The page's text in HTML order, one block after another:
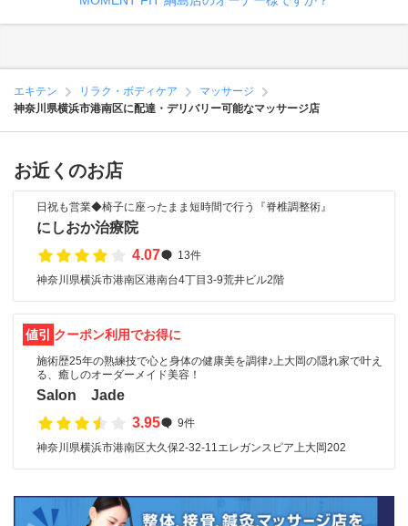
エキテン リラク・ボディケア
マッサージ
神奈川県横浜市港南区に配達・デリバリー可能なマッサージ店
お近くのお店
日祝も営業◆椅子に座ったまま短時間で行う『脊椎調整術』
にしおか治療院
4.07
13件
神奈川県横浜市港南区港南台4丁目3-9荒井ビル2階
値引 クーポン利用でお得に
施術歴25年の熟練技で心と身体の健康美を調律♪上大岡の隠れ家で叶え
る、癒しのオーダーメイド美容！
Salon Jade
3.95
9件
神奈川県横浜市港南区大久保2-32-11エレガンスピア上大岡202